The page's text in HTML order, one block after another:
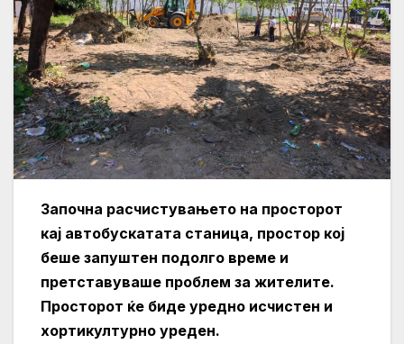
Започна расчистувањето на просторот
кај автобускатата станица, простор кој
беше запуштен подолго време и
претставуваше проблем за жителите.
Просторот ќе биде уредно исчистен и
хортикултурно уреден.